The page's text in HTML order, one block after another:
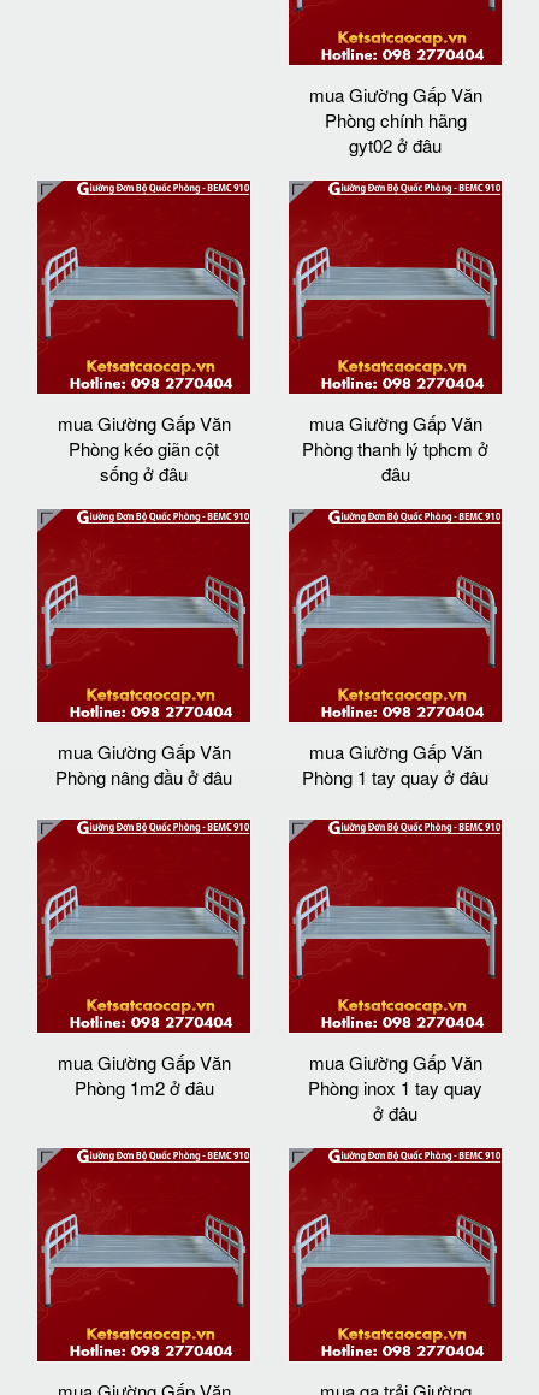
mua Giường Gấp Văn
Phòng chính hãng
gyt02 ở đâu
mua Giường Gấp Văn
Phòng kéo giãn cột
sống ở đâu
mua Giường Gấp Văn
Phòng thanh lý tphcm ở
đâu
mua Giường Gấp Văn
Phòng nâng đầu ở đâu
mua Giường Gấp Văn
Phòng 1 tay quay ở đâu
mua Giường Gấp Văn
Phòng 1m2 ở đâu
mua Giường Gấp Văn
Phòng inox 1 tay quay
ở đâu